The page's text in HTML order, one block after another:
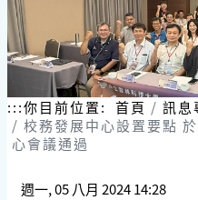
:::你目前位置: 首頁 訊息
校務發展中心設置要點
心會議通過
週一, 05 八月 2024 14:28